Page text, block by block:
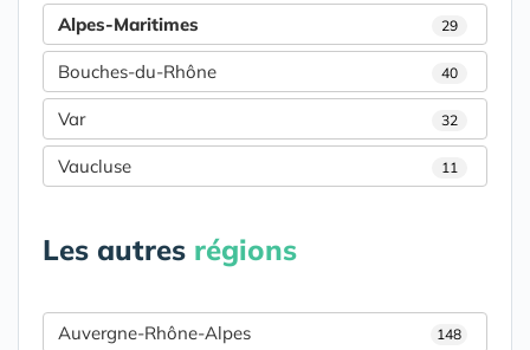
Alpes-Maritimes 29
Bouches-du-Rhône 40
Var 32
Vaucluse 11
Les autres régions
Auvergne-Rhône-Alpes 148